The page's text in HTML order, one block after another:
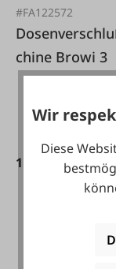
#FA122572
chine Browi 3
1.899,00 €*
Wir
Diese